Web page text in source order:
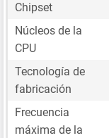
Chipset
Núcleos de la
CPU
Tecnología de
fabricación
Frecuencia
máxima de la